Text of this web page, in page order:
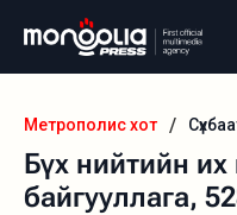
Метрополис хот /
Бүх нийтийн
байгууллага,